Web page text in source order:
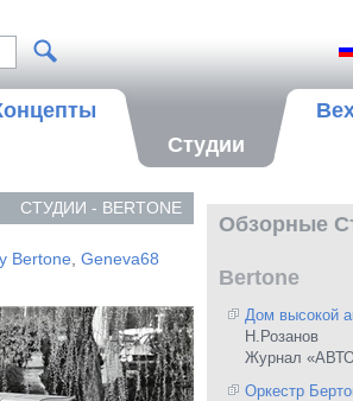
Студии
СТУДИИ - BERTONE
Bertone Geneva68
Обзорные
Bertone
Дом высокой
Н.Розанов
Журнал
Оркестр